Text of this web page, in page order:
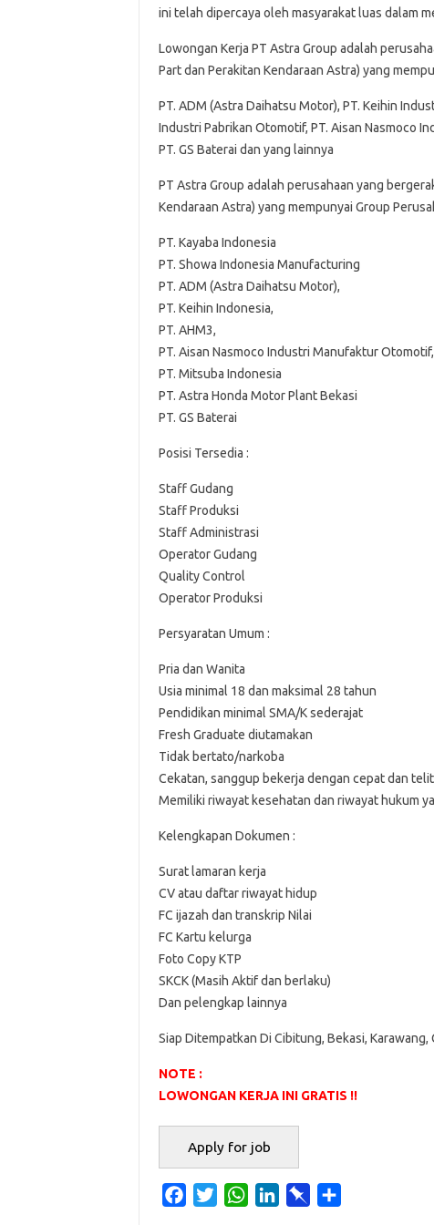
ini telah dipercaya oleh masyarakat luas dalam
Lowongan Kerja PT Astra Group adalah
Part dan Perakitan Kendaraan Astra) yang
PT. ADM (Astra Daihatsu Motor), PT. Keihin
Industri Pabrikan Otomotif, PT. Aisan Nasmoco
PT. GS Baterai dan yang lainnya
PT Astra Group adalah perusahaan yang
Kendaraan Astra) yang mempunyai Group
PT. Kayaba Indonesia
PT. Showa Indonesia Manufacturing
PT. ADM (Astra Daihatsu Motor),
PT. Keihin Indonesia,
PT. AHM3,
PT. Aisan Nasmoco Industri Manufaktur Otomotif,
PT. Mitsuba Indonesia
PT. Astra Honda Motor Plant Bekasi
PT. GS Baterai
Posisi Tersedia :
Staff Gudang
Staff Produksi
Staff Administrasi
Operator Gudang
Quality Control
Operator Produksi
Persyaratan Umum :
Pria dan Wanita
Usia minimal 18 dan maksimal 28 tahun
Pendidikan minimal SMA/K sederajat
Fresh Graduate diutamakan
Tidak bertato/narkoba
Cekatan, sanggup bekerja dengan cepat dan
Memiliki riwayat kesehatan dan riwayat hukum
Kelengkapan Dokumen :
Surat lamaran kerja
CV atau daftar riwayat hidup
FC ijazah dan transkrip Nilai
FC Kartu kelurga
Foto Copy KTP
SKCK (Masih Aktif dan berlaku)
Dan pelengkap lainnya
Siap Ditempatkan Di Cibitung, Bekasi, Karawang,
NOTE :
LOWONGAN KERJA INI GRATIS !!
W